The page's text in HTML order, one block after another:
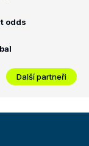
odds
Další partneři